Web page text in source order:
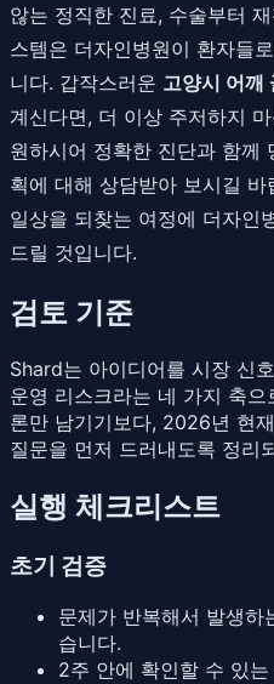
않는 정직한 진료, 수술부터
스템은 더자인병원이 환자들
니다. 갑작스러운 고양시 어깨
계신다면, 더 이상 주저하지
원하시어 정확한 진단과 함께
획에 대해 상담받아 보시길
일상을 되찾는 여정에 더자인
드릴 것입니다.
검토 기준
Shard는 아이디어를 시장 신
운영 리스크라는 네 가지 축
론만 남기기보다, 2026년 현
질문을 먼저 드러내도록 정리
실행 체크리스트
초기 검증
문제가 반복해서 발생하
습니다.
2주 안에 확인할 수 있